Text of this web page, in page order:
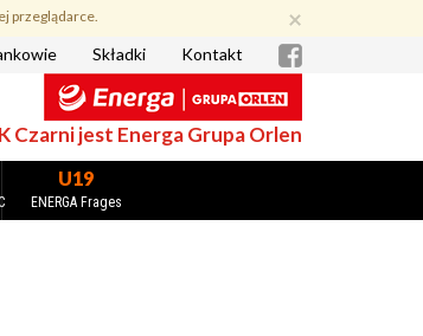
×
przeglądarce.
Składki Kontakt
Czarni jest Energa Grupa Orlen
U19
ENERGA Frages